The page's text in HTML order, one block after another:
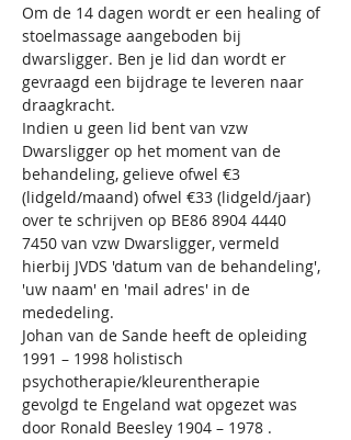
Om de 14 dagen wordt er een healing of
stoelmassage aangeboden bij
dwarsligger. Ben je lid dan wordt er
gevraagd een bijdrage te leveren naar
draagkracht.
Indien u geen lid bent van vzw
Dwarsligger op het moment van de
behandeling, gelieve ofwel €3
(lidgeld/maand) ofwel €33 (lidgeld/jaar)
over te schrijven op BE86 8904 4440
7450 van vzw Dwarsligger, vermeld
hierbij JVDS 'datum van de behandeling',
'uw naam' en 'mail adres' in de
mededeling.
Johan van de Sande heeft de opleiding
1991 – 1998 holistisch
psychotherapie/kleurentherapie
gevolgd te Engeland wat opgezet was
door Ronald Beesley 1904 – 1978 .